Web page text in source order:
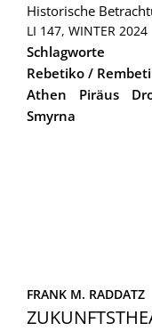
Historische
LI 147, WINTER 2024
Schlagworte
Rebetiko /
Athen
Piräus
Smyrna
FRANK M. RADDATZ